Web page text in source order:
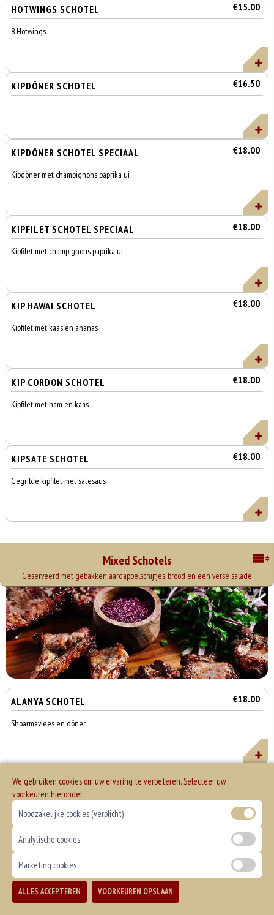
HOTWINGS SCHOTEL €15.00
8 Hotwings
KIPDÖNER SCHOTEL €16.50
KIPDÖNER SCHOTEL SPECIAAL €18.00
Kipdöner met champignons paprika ui
KIPFILET SCHOTEL SPECIAAL €18.00
Kipfilet met champignons paprika ui
KIP HAWAI SCHOTEL €18.00
Kipfilet met kaas en ananas
KIP CORDON SCHOTEL €18.00
Kipfilet met ham en kaas
KIPSATE SCHOTEL €18.00
Gegrilde kipfilet met satesaus
Mixed Schotels
Geserveerd met gebakken aardappelschijfjes, brood en een verse salade
ALANYA SCHOTEL €18.00
Shoarmavlees en döner
MIX SCHOTEL
Shoarmavlees kipfilet varkenshaas champignons paprika en ui
ROMA SCHOTEL €18.50
Shoarmavlees kipfilet champignons paprika en ui
Bezorgen Afhalen
Totaal
€0,00
We gebruiken cookies om uw ervaring te verbeteren. Selecteer uw
voorkeuren hieronder
Noodzakelijke cookies (verplicht)
Analytische cookies
Marketing cookies
ALLES ACCEPTEREN VOORKEUREN OPSLAAN